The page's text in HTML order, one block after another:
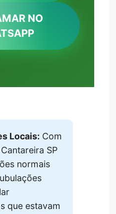
NO
Locais: Com
SP
normais
que estavam